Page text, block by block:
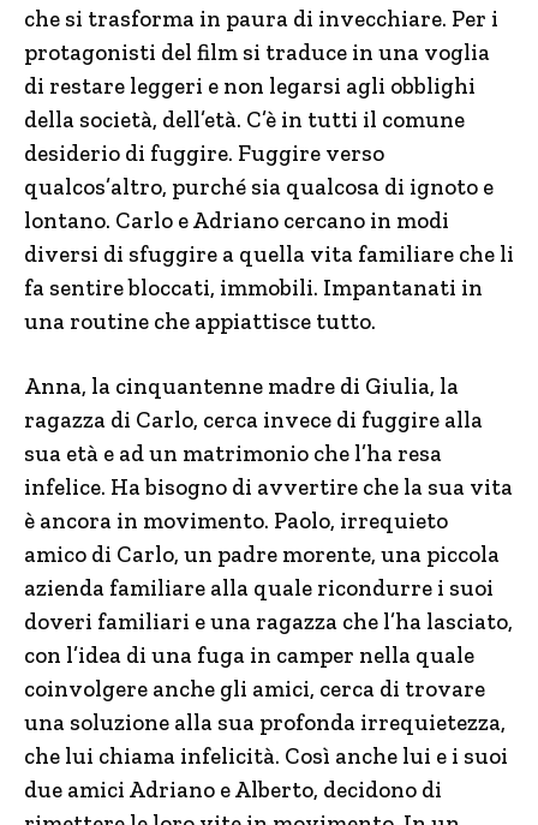
che si trasforma in paura di invecchiare. Per i
protagonisti del film si traduce in una voglia
di restare leggeri e non legarsi agli obblighi
della società, dell’età. C’è in tutti il comune
desiderio di fuggire. Fuggire verso
qualcos’altro, purché sia qualcosa di ignoto e
lontano. Carlo e Adriano cercano in modi
diversi di sfuggire a quella vita familiare che li
fa sentire bloccati, immobili. Impantanati in
una routine che appiattisce tutto.
Anna, la cinquantenne madre di Giulia, la
ragazza di Carlo, cerca invece di fuggire alla
sua età e ad un matrimonio che l’ha resa
infelice. Ha bisogno di avvertire che la sua vita
è ancora in movimento. Paolo, irrequieto
amico di Carlo, un padre morente, una piccola
azienda familiare alla quale ricondurre i suoi
doveri familiari e una ragazza che l’ha lasciato,
con l’idea di una fuga in camper nella quale
coinvolgere anche gli amici, cerca di trovare
una soluzione alla sua profonda irrequietezza,
che lui chiama infelicità. Così anche lui e i suoi
due amici Adriano e Alberto, decidono di